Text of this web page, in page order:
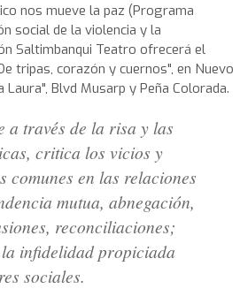
nos mueve la paz (Programa
social de la violencia y la
Saltimbanqui Teatro ofrecerá el
tripas, corazón y cuernos", en Nuevo
Laura", Blvd Musarp y Peña Colorada.
a través de la risa y las
critica los vicios y
comunes en las relaciones
mutua, abnegación,
reconciliaciones;
infidelidad propiciada
sociales.